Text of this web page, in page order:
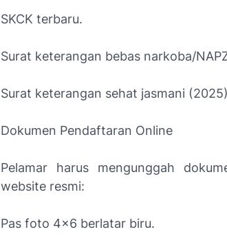
SKCK terbaru.
Surat keterangan bebas narkoba/
Surat keterangan sehat jasmani
Dokumen Pendaftaran Online
Pelamar harus mengunggah
website resmi:
Pas foto 4x6 berlatar biru.